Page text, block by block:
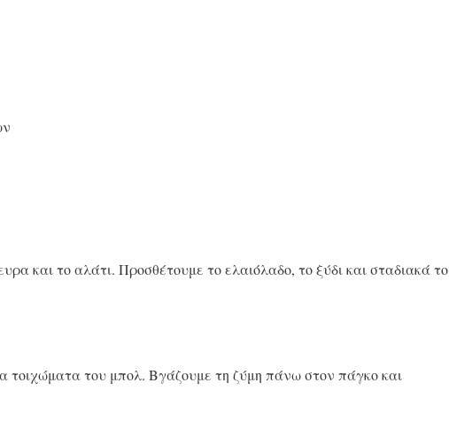
και το αλάτι. Προσθέτουμε το ελαιόλαδο, το ξύδι και σταδιακά το
τοιχώματα του μπολ. Βγάζουμε τη ζύμη πάνω στον πάγκο και